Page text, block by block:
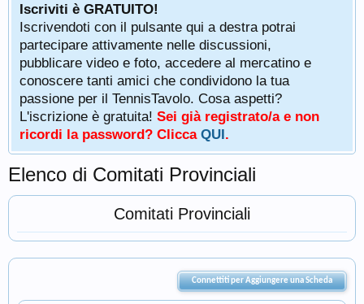
Iscriviti è GRATUITO!
Iscrivendoti con il pulsante qui a destra potrai
partecipare attivamente nelle discussioni,
pubblicare video e foto, accedere al mercatino e
conoscere tanti amici che condividono la tua
passione per il TennisTavolo. Cosa aspetti?
L'iscrizione è gratuita! Sei già registrato/a e non
ricordi la password? Clicca QUI.
Elenco di Comitati Provinciali
Comitati Provinciali
Connettiti per Aggiungere una Scheda